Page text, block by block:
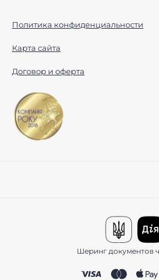
Политика конфиденциальности
Карта сайта
Договор и оферта
Шеринг документов